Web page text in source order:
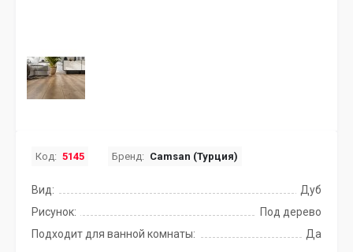
Код: 5145 Бренд: Camsan (Турция)
Вид:
Дуб
Рисунок:
Под дерево
Подходит для ванной комнаты:
Да